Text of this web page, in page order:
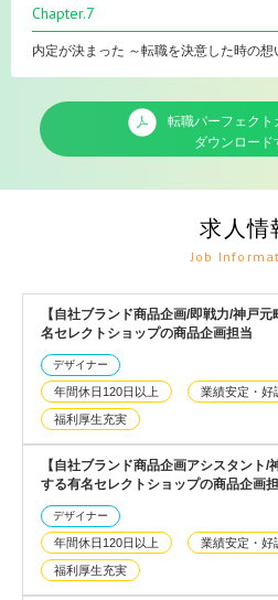
Chapter.7
内定が決まった ～転職を決意した時の想
転職パーフェクト
ダウンロード
求人情
Job
【自社ブランド商品企画/即戦力/神戸
名セレクトショップの商品企画担当
デザイナー
年間休日120日以上 業績安定・好
福利厚生充実
【自社ブランド商品企画アシスタント
する有名セレクトショップの商品企画
デザイナー
年間休日120日以上 業績安定・好
福利厚生充実